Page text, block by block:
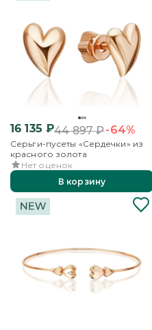
16 135 ₽44 897₽-64%
Серьги-пусеты «Сердечки» из
красного золота
Нет оценок
В корзину